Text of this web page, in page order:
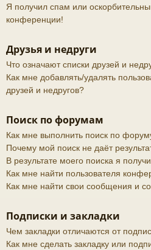
Я получил спам или
конференции!
Друзья и недруги
Что означают списки друзей и
Как мне добавлять/удалять
друзей и недругов?
Поиск по форумам
Как мне выполнить поиск по
Почему мой поиск не даёт
В результате моего поиска я
Как мне найти пользователя
Как мне найти свои сообщения и
Подписки и закладки
Чем закладки отличаются от
Как мне сделать закладку или